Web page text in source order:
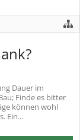
Dauer im
Finde es bitter
können wohl
Ein...